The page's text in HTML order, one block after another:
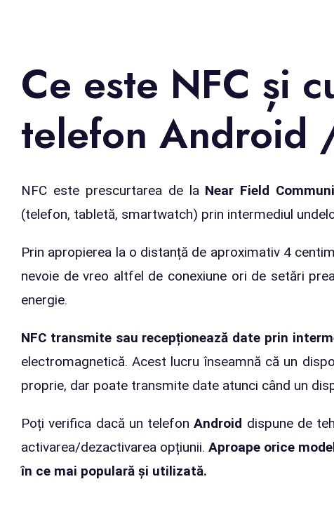
Ce este NFC și
telefon Android
NFC este prescurtarea de la Near Field
(telefon, tabletă, smartwatch) prin intermediul
Prin apropierea la o distanță de aproximativ 4
nevoie de vreo altfel de conexiune ori de setări
energie.
NFC transmite sau recepționează date prin
electromagnetică. Acest lucru înseamnă că un
proprie, dar poate transmite date atunci când un
Poți verifica dacă un telefonAndroid dispune de
activarea/dezactivarea opțiunii. Aproape orice
în ce mai populară și utilizată.